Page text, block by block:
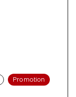
Promotion